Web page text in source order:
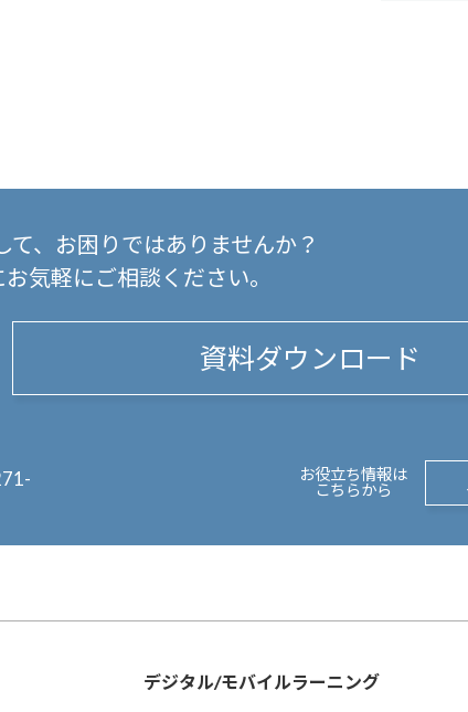
、
お困りではありませんか？
気軽にご相談ください。
資料ダウンロード
お役立ち情報は
こちらから
デジタル/モバイルラーニング